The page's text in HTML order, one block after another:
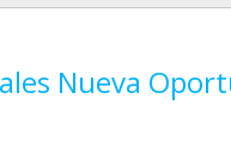
Nueva